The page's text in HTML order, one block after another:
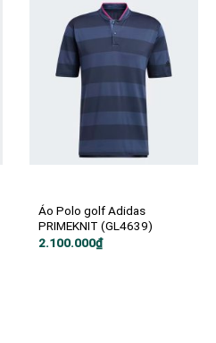
Áo Polo golf Adidas
PRIMEKNIT (GL4639)
2.100.000₫